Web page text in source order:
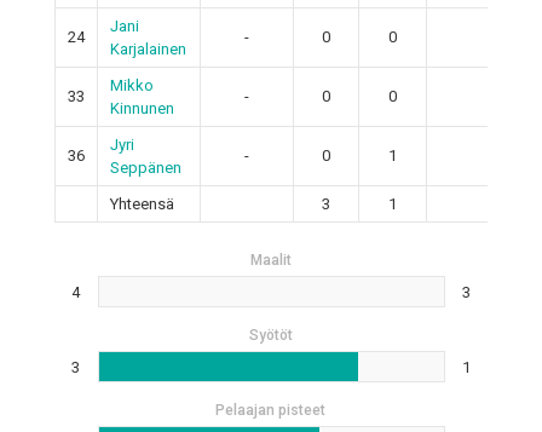
24
Jani
Karjalainen
- 0 0
33
Mikko
Kinnunen
- 0 0
36
Jyri
Seppänen
- 0 1
Yhteensä 3 1
Maalit
4 3
Syötöt
3 1
Pelaajan pisteet